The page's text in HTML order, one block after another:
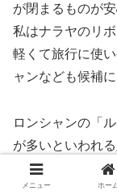
が閉まるものが安
私はナラヤのリ
軽くて旅行に使
ャンなども候補に
ロンシャンの「
が多いといわれ
軽く、ファスナ
バッグとしても
メニュー ホー